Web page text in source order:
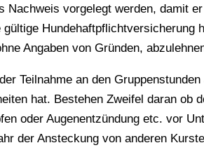
vorgelegt werden, damit
Hundehaftpflichtversicherung
Angaben von Gründen,
Teilnahme an den
hat. Bestehen Zweifel daran ob
oder Augenentzündung etc. vor
der Ansteckung von anderen